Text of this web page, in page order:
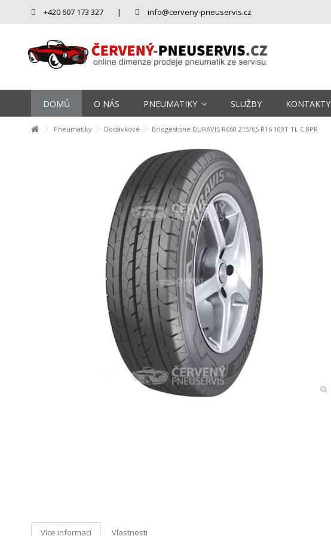
+420 607 173 327 | info@cerveny-pneuservis.cz
DOMŮ O NÁS PNEUMATIKY SLUŽBY KONTAKTY
Pneumatiky Dodávkové Bridgestone DURAVIS R660 215/65 R16 109T TL C 8PR
Více informací Vlastnosti